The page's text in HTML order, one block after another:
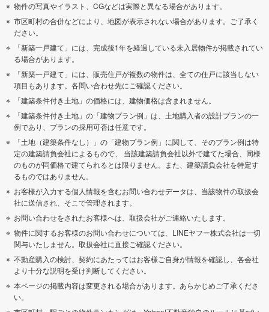
物件の写真やイラスト、CGなどは実際と異なる場合があります。
市区町村の合併などにより、地図が表示されない場合があります。ご了承く
ださい。
「新築一戸建て」には、完成後1年を経過している未入居物件が掲載されてい
る場合があります。
「新築一戸建て」には、販売住戸が複数の物件は、全ての住戸に該当しない
項目もあります。各問い合わせ先にご確認ください。
「建築条件付き土地」の価格には、建物価格は含まれません。
「建築条件付き土地」の「建物プラン例」は、土地購入者の設計プランの一
例であり、プランの採用可否は任意です。
「土地（建築条件なし）」の「建物プラン例」に関して、そのプラン例は特
定の建築請負会社によるもので、 当該建築請負会社以外で建てた場合、同様
のものが同価格で建てられるとは限りません。また、建築請負会社を特定す
るものではありません。
お客様が入力する個人情報を含むお問い合わせデータは、当該物件の取扱会
社に送信され、そこで管理されます。
お問い合わせをされたお客様へは、取扱会社がご連絡いたします。
物件に関するお客様のお問い合わせについては、LINEヤフー株式会社は一切
関与いたしません。取扱会社に直接ご確認ください。
不動産購入の検討、契約にあたってはお客様ご自身が情報を確認し、各会社
より十分な説明を受け判断してください。
本ページの掲載内容は変更される場合があります。あらかじめご了承くださ
い。